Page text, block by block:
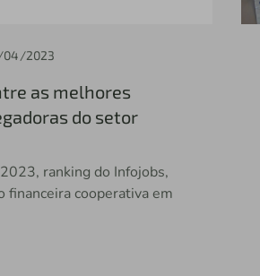
04/2023
as melhores
do setor
ranking do Infojobs,
financeira cooperativa em